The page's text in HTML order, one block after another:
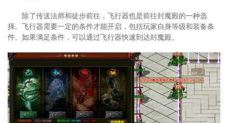
除了传送法师和徒步前往，飞行器也是前往封魔殿的一种选
择。飞行器需要一定的条件才能开启，包括玩家自身等级和装备条
件。如果满足条件，可以通过飞行器快速到达封魔殿。